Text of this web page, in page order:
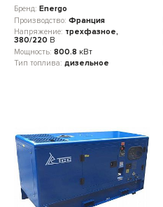
Бренд: Energo
Производство: Франция
Напряжение: трехфазное,
380/220 В
Мощность: 800.8 кВт
Тип топлива: дизельное